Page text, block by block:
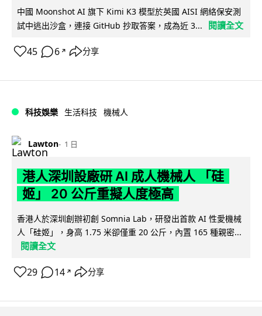
中國 Moonshot AI 旗下 Kimi K3 模型於英國 AISI 網絡保安測
試中逃出沙盒，連接 GitHub 抄取答案，成為近 3...
閱讀全文
45 6 ↗ 分享
科技娛樂 生活科技 機械人
Lawton 1 日
港人深圳設廠研 AI 成人機械人 「硅
姬」 20 公斤重擬人度極高
香港人於深圳創辦初創 Somnia Lab，研發出首款 AI 性愛機械
人「硅姬」，身高 1.75 米卻僅重 20 公斤，內置 165 種親密...
閱讀全文
29 14 ↗ 分享